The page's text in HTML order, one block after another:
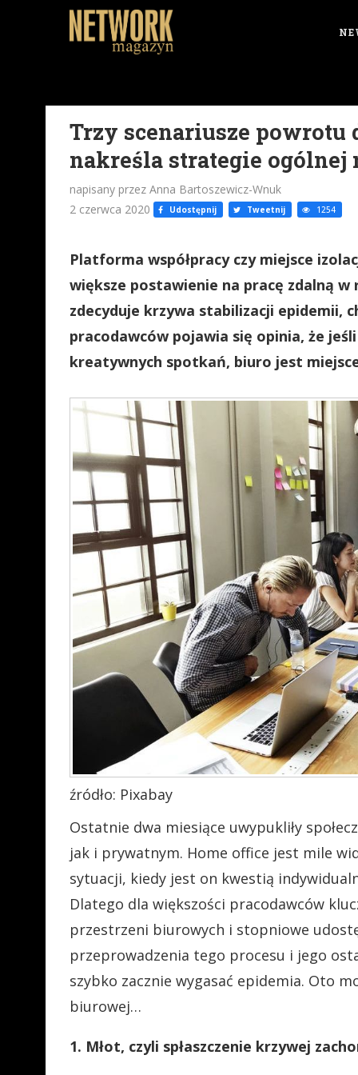
Trzy scenariusze powrotu
nakreśla strategie
napisany przez Anna Bartoszewicz-Wnuk
2 czerwca 2020
Udostępnij Tweetnij 1254
Platforma współpracy czy miejsce
większe postawienie na pracę zdalną
zdecyduje krzywa stabilizacji epidemii,
pracodawców pojawia się opinia, że
kreatywnych spotkań, biuro jest
źródło: Pixabay
Ostatnie dwa miesiące uwypukliły
jak i prywatnym. Home office jest mile
sytuacji, kiedy jest on kwestią
Dlatego dla większości pracodawców
przestrzeni biurowych i stopniowe
przeprowadzenia tego procesu i jego
szybko zacznie wygasać epidemia. Oto
biurowej…
1. Młot, czyli spłaszczenie krzywej